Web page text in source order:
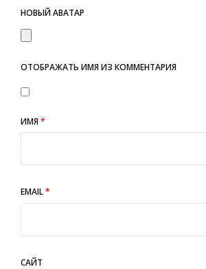
НОВЫЙ АВАТАР
ОТОБРАЖАТЬ ИМЯ ИЗ КОММЕНТАРИЯ
ИМЯ*
EMAIL*
САЙТ